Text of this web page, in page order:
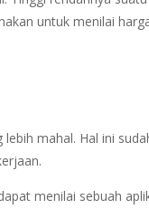
untuk menilai
mahal. Hal ini
menilai sebuah